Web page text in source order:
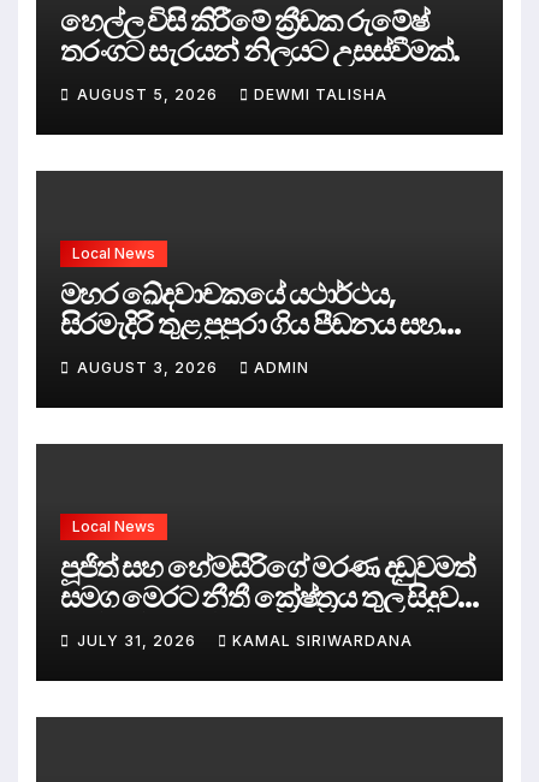
හෙල්ල විසි කිරීමේ ක්‍රීඩක රුමේෂ්
තරංගට සැරයන් නිලයට උසස්වීමක්.
AUGUST 5, 2026 DEWMI TALISHA
Local News
මහර ඛේදවාචකයේ යථාර්ථය,
සිරමැදිරි තුළ පුපුරා ගිය පීඩනය සහ
පලිගැනීමේ දේශපාලනය
AUGUST 3, 2026 ADMIN
Local News
පූජිත් සහ හේමසිරිගේ මරණ දඩුවමත්
සමග මෙරට නීතී ක්‍රේෂ්ත්‍රය තුල සිදුව
ඇත්තේ කුමක්ද ?
JULY 31, 2026 KAMAL SIRIWARDANA